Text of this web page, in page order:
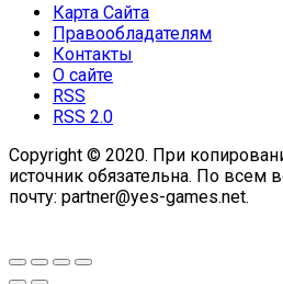
Карта Сайта
Правообладателям
Контакты
О сайте
RSS
RSS 2.0
Copyright © 2020. При
источник обязательна. По всем
почту: partner@yes-games.net.